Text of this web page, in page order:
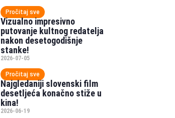
Pročitaj sve
Vizualno impresivno
putovanje kultnog redatelja
nakon desetogodišnje
stanke!
2026-07-05
Pročitaj sve
Najgledaniji slovenski film
desetljeća konačno stiže u
kina!
2026-06-19